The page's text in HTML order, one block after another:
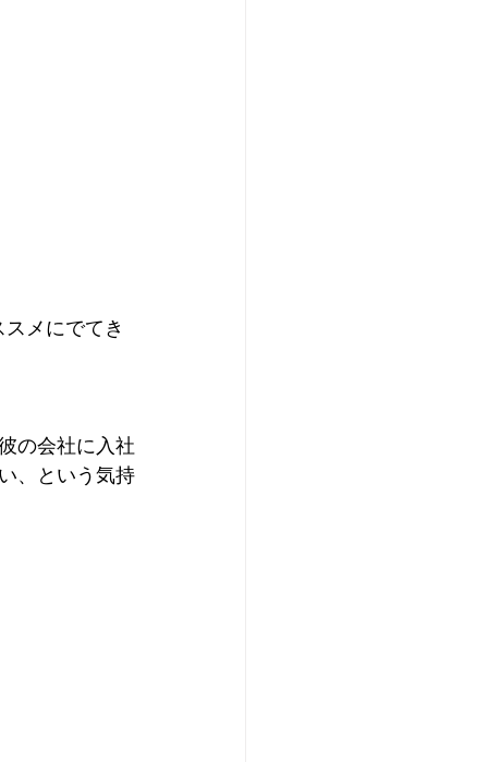
メにでてき
の会社に入社
、という気持